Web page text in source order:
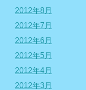
2012年8月
2012年7月
2012年6月
2012年5月
2012年4月
2012年3月